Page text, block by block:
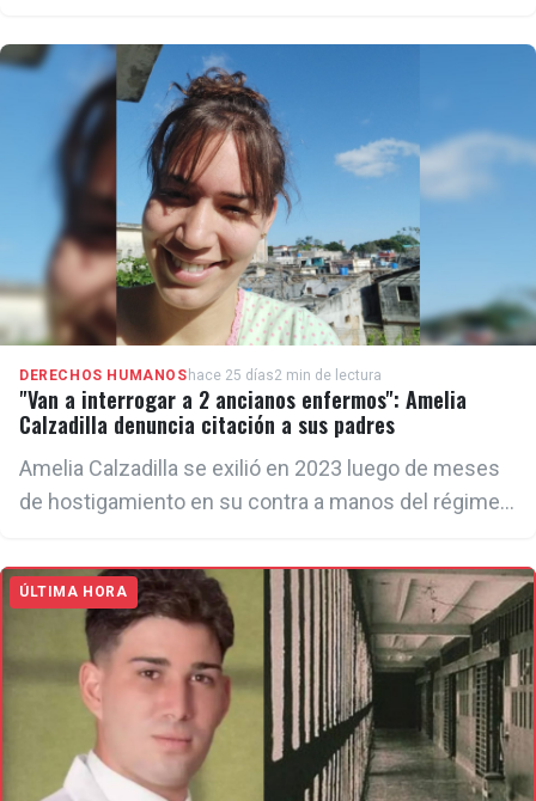
solicitud, un recurso que busca obligar al Estado a
informar sobre el paradero del artivista y garantizar
su integridad física.
DERECHOS HUMANOS hace 25 días2 min de lectura
"Van a interrogar a 2 ancianos enfermos": Amelia
Calzadilla denuncia citación a sus padres
Amelia Calzadilla se exilió en 2023 luego de meses
de hostigamiento en su contra a manos del régimen,
ÚLTIMA HORA